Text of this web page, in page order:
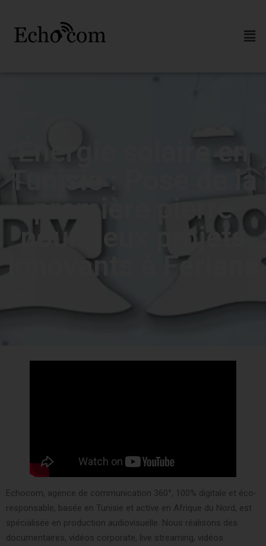
Énergie solaire en
Tunisie : Pose de la
première pierre
pour deux projets
innovants à Feriana
Echocom, agence de communication 360°, 100% digitale et éco-
responsable, basée en Tunisie et active en Afrique du Nord, est
spécialisée en production audiovisuelle. Nous réalisons des
documentaires, vidéos corporate, live streaming, vidéos